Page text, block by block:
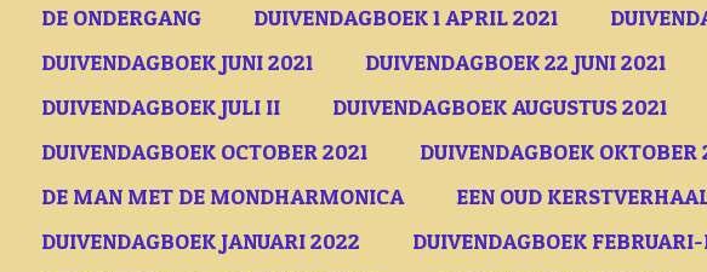
DE ONDERGANG
DUIVENDAGBOEK 1 APRIL 2021
DUIVENDAGBOEK JUNI 2021
DUIVENDAGBOEK 22 JUNI 2021
DUIVENDAGBOEK JULI II
DUIVENDAGBOEK AUGUSTUS 2021
DUIVENDAGBOEK OCTOBER 2021
DUIVENDAGBOEK OKTOBER
DE MAN MET DE MONDHARMONICA
EEN OUD
DUIVENDAGBOEK JANUARI 2022
DUIVENDAGBOEK